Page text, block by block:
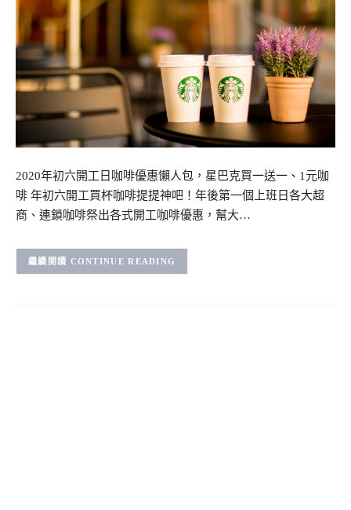
2020年初六開工日咖啡優惠懶人包，星巴克買一送一、1元咖
啡 年初六開工買杯咖啡提提神吧！年後第一個上班日各大超
商、連鎖咖啡祭出各式開工咖啡優惠，幫大…
CONTINUE READING